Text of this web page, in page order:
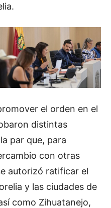
el orden en el
distintas
par que, para
con otras
autorizó ratificar el
y las ciudades de
como Zihuatanejo,